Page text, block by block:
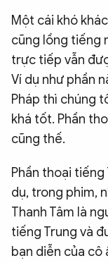
Một cái khó
cũng lồng tiếng
trực tiếp vẫn
Ví dụ như phần
Pháp thì chúng
khá tốt. Phần
cũng thế.
Phần thoại
dụ, trong phim,
Thanh Tâm là
tiếng Trung và
bạn diễn của cô